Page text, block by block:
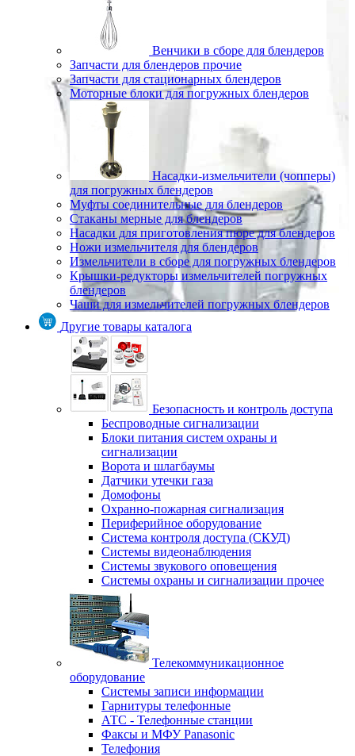
Венчики в сборе для блендеров
Запчасти для блендеров прочие
Запчасти для стационарных блендеров
Моторные блоки для погружных блендеров
Насадки-измельчители (чопперы)
для погружных блендеров
Муфты соединительные для блендеров
Стаканы мерные для блендеров
Насадки для приготовления пюре для блендеров
Ножи измельчителя для блендеров
Измельчители в сборе для погружных блендеров
Крышки-редукторы измельчителей погружных
блендеров
Чаши для измельчителей погружных блендеров
Другие товары каталога
Безопасность и контроль доступа
Беспроводные сигнализации
Блоки питания систем охраны и
сигнализации
Ворота и шлагбаумы
Датчики утечки газа
Домофоны
Охранно-пожарная сигнализация
Периферийное оборудование
Система контроля доступа (СКУД)
Системы видеонаблюдения
Системы звукового оповещения
Системы охраны и сигнализации прочее
Телекоммуникационное
оборудование
Системы записи информации
Гарнитуры телефонные
АТС - Телефонные станции
Факсы и МФУ Panasonic
Телефония